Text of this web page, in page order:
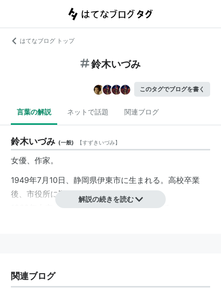
はてなブログ トップ
鈴木いづみ
このタグでブログを書く
言葉の解説 ネットで話題 関連ブログ
鈴木いづみ (一般) 【すずきいづみ】
女優、作家。
1949年7月10日、静岡県伊東市に生まれる。高校卒業
後、市役所に勤務。
1969年上京、モデル、俳優を経て作家となる。
体現する。
解説の続きを読む
関連ブログ